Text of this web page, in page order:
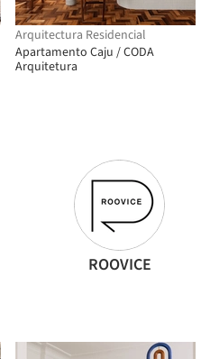
ROOVICE
Arquitectura Residencial
Apartamento Caju / CODA
Arquitetura